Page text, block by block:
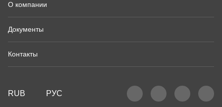
О компании
Документы
Контакты
RUB РУС